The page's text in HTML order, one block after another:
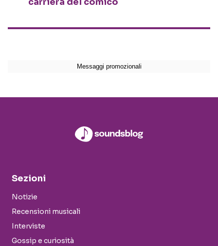
Sezioni
Notizie
Recensioni musicali
Interviste
Gossip e curiosità